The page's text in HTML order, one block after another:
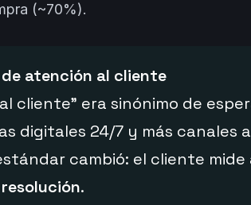
(~70%).
atención al cliente
cliente” era sinónimo de
digitales 24/7 y más canales
cambió: el cliente mide
.